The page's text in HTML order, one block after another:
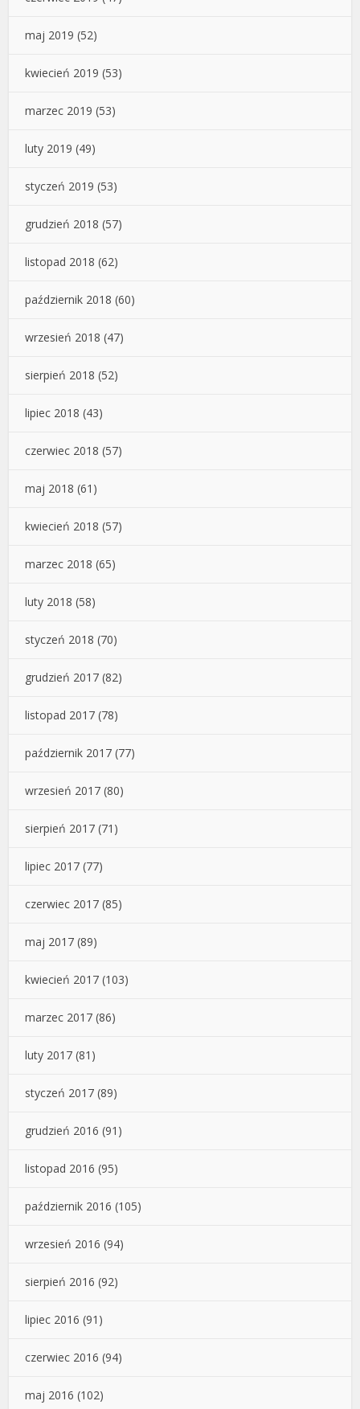
maj 2019 (52)
kwiecień 2019 (53)
marzec 2019 (53)
luty 2019 (49)
styczeń 2019 (53)
grudzień 2018 (57)
listopad 2018 (62)
październik 2018 (60)
wrzesień 2018 (47)
sierpień 2018 (52)
lipiec 2018 (43)
czerwiec 2018 (57)
maj 2018 (61)
kwiecień 2018 (57)
marzec 2018 (65)
luty 2018 (58)
styczeń 2018 (70)
grudzień 2017 (82)
listopad 2017 (78)
październik 2017 (77)
wrzesień 2017 (80)
sierpień 2017 (71)
lipiec 2017 (77)
czerwiec 2017 (85)
maj 2017 (89)
kwiecień 2017 (103)
marzec 2017 (86)
luty 2017 (81)
styczeń 2017 (89)
grudzień 2016 (91)
listopad 2016 (95)
październik 2016 (105)
wrzesień 2016 (94)
sierpień 2016 (92)
lipiec 2016 (91)
czerwiec 2016 (94)
maj 2016 (102)